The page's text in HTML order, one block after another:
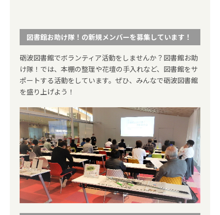
図書館お助け隊！の新規メンバーを募集しています！
砺波図書館でボランティア活動をしませんか？図書館お助
け隊！では、本棚の整理や花壇の手入れなど、図書館をサ
ポートする活動をしています。ぜひ、みんなで砺波図書館
を盛り上げよう！